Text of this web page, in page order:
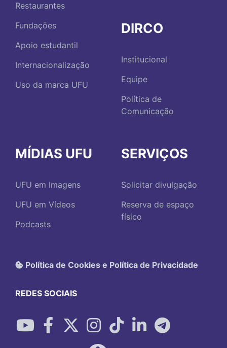
Restaurantes
Fundações
Apoio estudantil
Internacionalização
Uso da marca UFU
DIRCO
Institucional
Equipe
Política de
Comunicação
MÍDIAS UFU
UFU em Imagens
UFU em Vídeos
Podcasts
SERVIÇOS
Solicitar divulgação
Reserva de espaço
físico
Política de Cookies e Política de Privacidade
REDES SOCIAIS